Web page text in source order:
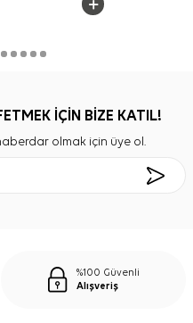
İÇİN BİZE KATIL!
olmak için üye ol.
%100 Güvenli
Alışveriş